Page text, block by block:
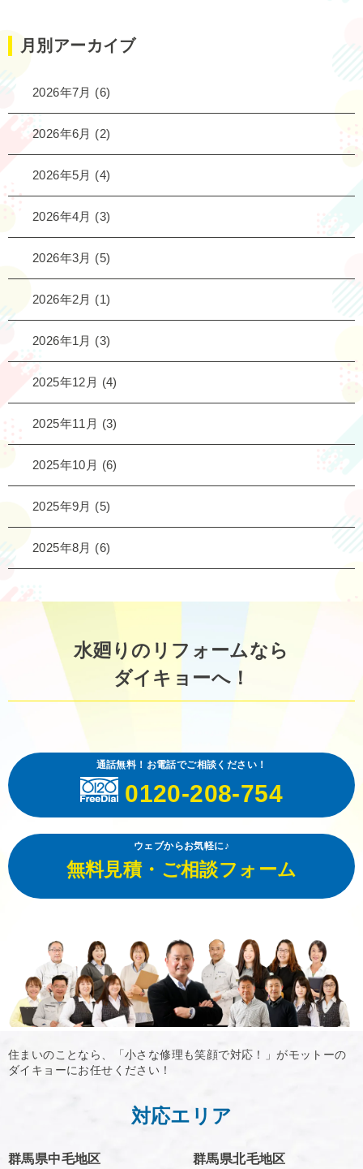
月別アーカイブ
2026年7月 (6)
2026年6月 (2)
2026年5月 (4)
2026年4月 (3)
2026年3月 (5)
2026年2月 (1)
2026年1月 (3)
2025年12月 (4)
2025年11月 (3)
2025年10月 (6)
2025年9月 (5)
2025年8月 (6)
水廻りのリフォームなら
ダイキョーへ！
通話無料！お電話でご相談ください！
0120-208-754
ウェブからお気軽に♪
無料見積・ご相談フォーム
住まいのことなら、「小さな修理も笑顔で対応！」がモットーの
ダイキョーにお任せください！
対応エリア
群馬県中毛地区 群馬県北毛地区